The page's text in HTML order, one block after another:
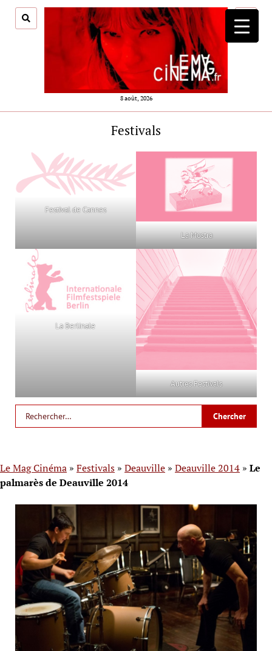
8 août, 2026
menu
Festivals
Festival de Cannes
La Mostra
La Berlinale
Autres Festivals
Le Mag Cinéma » Festivals » Deauville » Deauville 2014 » Le
palmarès de Deauville 2014